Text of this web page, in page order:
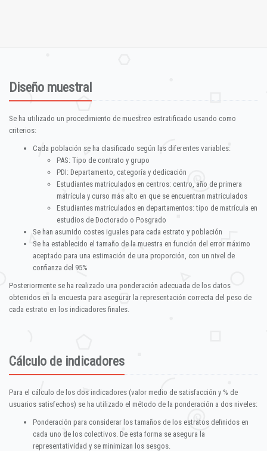
Diseño muestral
Se ha utilizado un procedimiento de muestreo estratificado usando como
criterios:
Cada población se ha clasificado según las diferentes variables:
PAS: Tipo de contrato y grupo
PDI: Departamento, categoría y dedicación
Estudiantes matriculados en centros: centro, año de primera
matrícula y curso más alto en que se encuentran matriculados
Estudiantes matriculados en departamentos: tipo de matrícula en
estudios de Doctorado o Posgrado
Se han asumido costes iguales para cada estrato y población
Se ha establecido el tamaño de la muestra en función del error máximo
aceptado para una estimación de una proporción, con un nivel de
confianza del 95%
Posteriormente se ha realizado una ponderación adecuada de los datos
obtenidos en la encuesta para asegurar la representación correcta del peso de
cada estrato en los indicadores finales.
Cálculo de indicadores
Para el cálculo de los dos indicadores (valor medio de satisfacción y % de
usuarios satisfechos) se ha utilizado el método de la ponderación a dos niveles:
Ponderación para considerar los tamaños de los estratos definidos en
cada uno de los colectivos. De esta forma se asegura la
representatividad y se minimizan los sesgos.